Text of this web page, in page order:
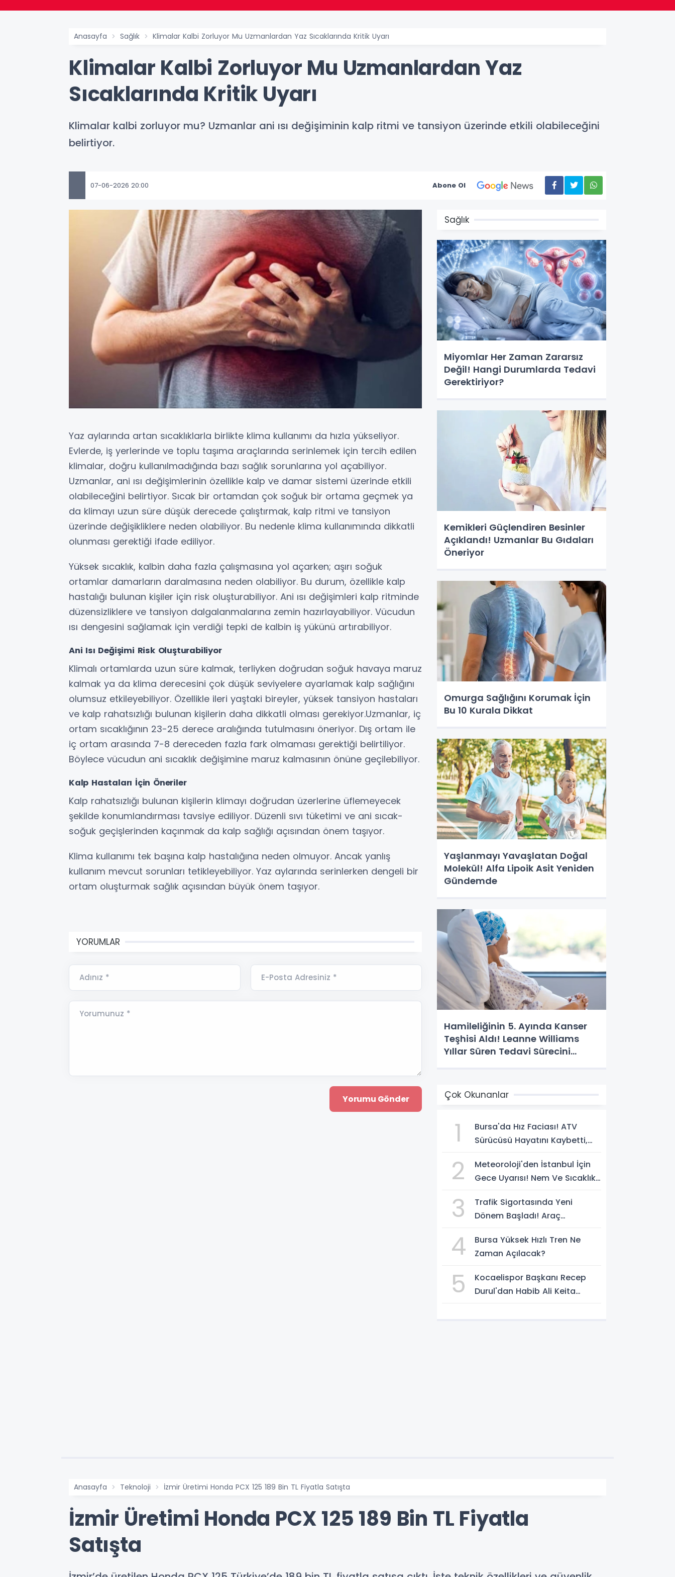
Anasayfa Sağlık Klimalar Kalbi Zorluyor Mu Uzmanlardan Yaz Sıcaklarında Kritik Uyarı
Klimalar Kalbi Zorluyor Mu Uzmanlardan Yaz
Sıcaklarında Kritik Uyarı
Klimalar kalbi zorluyor mu? Uzmanlar ani ısı değişiminin kalp ritmi ve tansiyon üzerinde etkili olabileceğini
belirtiyor.
07-06-2026 20:00 Abone Ol
Yaz aylarında artan sıcaklıklarla birlikte klima kullanımı da hızla yükseliyor.
Evlerde, iş yerlerinde ve toplu taşıma araçlarında serinlemek için tercih edilen
klimalar, doğru kullanılmadığında bazı sağlık sorunlarına yol açabiliyor.
Uzmanlar, ani ısı değişimlerinin özellikle kalp ve damar sistemi üzerinde etkili
olabileceğini belirtiyor. Sıcak bir ortamdan çok soğuk bir ortama geçmek ya
da klimayı uzun süre düşük derecede çalıştırmak, kalp ritmi ve tansiyon
üzerinde değişikliklere neden olabiliyor. Bu nedenle klima kullanımında dikkatli
olunması gerektiği ifade ediliyor.
Yüksek sıcaklık, kalbin daha fazla çalışmasına yol açarken; aşırı soğuk
ortamlar damarların daralmasına neden olabiliyor. Bu durum, özellikle kalp
hastalığı bulunan kişiler için risk oluşturabiliyor. Ani ısı değişimleri kalp ritminde
düzensizliklere ve tansiyon dalgalanmalarına zemin hazırlayabiliyor. Vücudun
ısı dengesini sağlamak için verdiği tepki de kalbin iş yükünü artırabiliyor.
Ani Isı Değişimi Risk Oluşturabiliyor
Klimalı ortamlarda uzun süre kalmak, terliyken doğrudan soğuk havaya maruz
kalmak ya da klima derecesini çok düşük seviyelere ayarlamak kalp sağlığını
olumsuz etkileyebiliyor. Özellikle ileri yaştaki bireyler, yüksek tansiyon hastaları
ve kalp rahatsızlığı bulunan kişilerin daha dikkatli olması gerekiyor.Uzmanlar, iç
ortam sıcaklığının 23-25 derece aralığında tutulmasını öneriyor. Dış ortam ile
iç ortam arasında 7-8 dereceden fazla fark olmaması gerektiği belirtiliyor.
Böylece vücudun ani sıcaklık değişimine maruz kalmasının önüne geçilebiliyor.
Kalp Hastaları İçin Öneriler
Kalp rahatsızlığı bulunan kişilerin klimayı doğrudan üzerlerine üflemeyecek
şekilde konumlandırması tavsiye ediliyor. Düzenli sıvı tüketimi ve ani sıcak-
soğuk geçişlerinden kaçınmak da kalp sağlığı açısından önem taşıyor.
Klima kullanımı tek başına kalp hastalığına neden olmuyor. Ancak yanlış
kullanım mevcut sorunları tetikleyebiliyor. Yaz aylarında serinlerken dengeli bir
ortam oluşturmak sağlık açısından büyük önem taşıyor.
YORUMLAR
Adınız * E-Posta Adresiniz *
Yorumunuz *
Sağlık
Miyomlar Her Zaman Zararsız
Değil! Hangi Durumlarda Tedavi
Gerektiriyor?
Kemikleri Güçlendiren Besinler
Açıklandı! Uzmanlar Bu Gıdaları
Öneriyor
Omurga Sağlığını Korumak İçin
Bu 10 Kurala Dikkat
Yaşlanmayı Yavaşlatan Doğal
Molekül! Alfa Lipoik Asit Yeniden
Gündemde
Hamileliğinin 5. Ayında Kanser
Teşhisi Aldı! Leanne Williams
Yıllar Süren Tedavi Sürecini
Çok Okunanlar
1
Bursa'da Hız Faciası! ATV
Sürücüsü Hayatını Kaybetti,
2
Meteoroloji'den İstanbul İçin
Gece Uyarısı! Nem Ve Sıcaklık
3
Trafik Sigortasında Yeni
Dönem Başladı! Araç
Değişiklikler Belli Oldu
4
Bursa Yüksek Hızlı Tren Ne
Zaman Açılacak?
5
Kocaelispor Başkanı Recep
Durul'dan Habib Ali Keita
Anasayfa Teknoloji İzmir Üretimi Honda PCX 125 189 Bin TL Fiyatla Satışta
İzmir Üretimi Honda PCX 125 189 Bin TL Fiyatla
Satışta